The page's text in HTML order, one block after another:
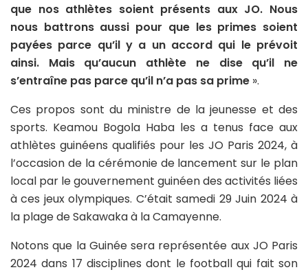
que nos athlètes soient présents aux JO. Nous
nous battrons aussi pour que les primes soient
payées parce qu’il y a un accord qui le prévoit
ainsi. Mais qu’aucun athlète ne dise qu’il ne
s’entraîne pas parce qu’il n’a pas sa prime ».
Ces propos sont du ministre de la jeunesse et des
sports. Keamou Bogola Haba les a tenus face aux
athlètes guinéens qualifiés pour les JO Paris 2024, à
l’occasion de la cérémonie de lancement sur le plan
local par le gouvernement guinéen des activités liées
à ces jeux olympiques. C’était samedi 29 Juin 2024 à
la plage de Sakawaka à la Camayenne.
Notons que la Guinée sera représentée aux JO Paris
2024 dans 17 disciplines dont le football qui fait son